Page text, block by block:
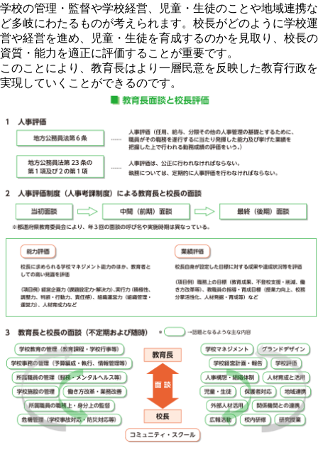
学校の管理・監督や学校経営、児童・生徒のことや地域連携な
ど多岐にわたるものが考えられます。校長がどのように学校運
営や経営を進め、児童・生徒を育成するのかを見取り、校長の
資質・能力を適正に評価することが重要です。
このことにより、教育長はより一層民意を反映した教育行政を
実現していくことができるのです。